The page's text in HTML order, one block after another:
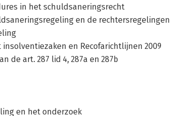
in het schuldsaneringsrecht
en de rechtersregelingen
insolventiezaken en Recofarichtlijnen 2009
de art. 287 lid 4, 287a en 287b
en het onderzoek